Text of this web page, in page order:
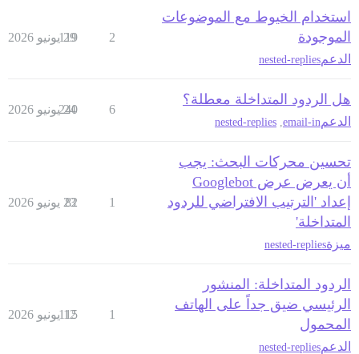
استخدام الخيوط مع الموضوعات
الموجودة
الدعمnested-replies
2
119
29 يونيو 2026
هل الردود المتداخلة معطلة؟
الدعم email-in
nested-replies
6
240
24 يونيو 2026
تحسين محركات البحث: يجب
أن يعرض عرض Googlebot
إعداد 'الترتيب الافتراضي للردود
المتداخلة'
ميزةnested-replies
1
82
23 يونيو 2026
الردود المتداخلة: المنشور
الرئيسي ضيق جداً على الهاتف
المحمول
الدعمnested-replies
1
115
12 يونيو 2026